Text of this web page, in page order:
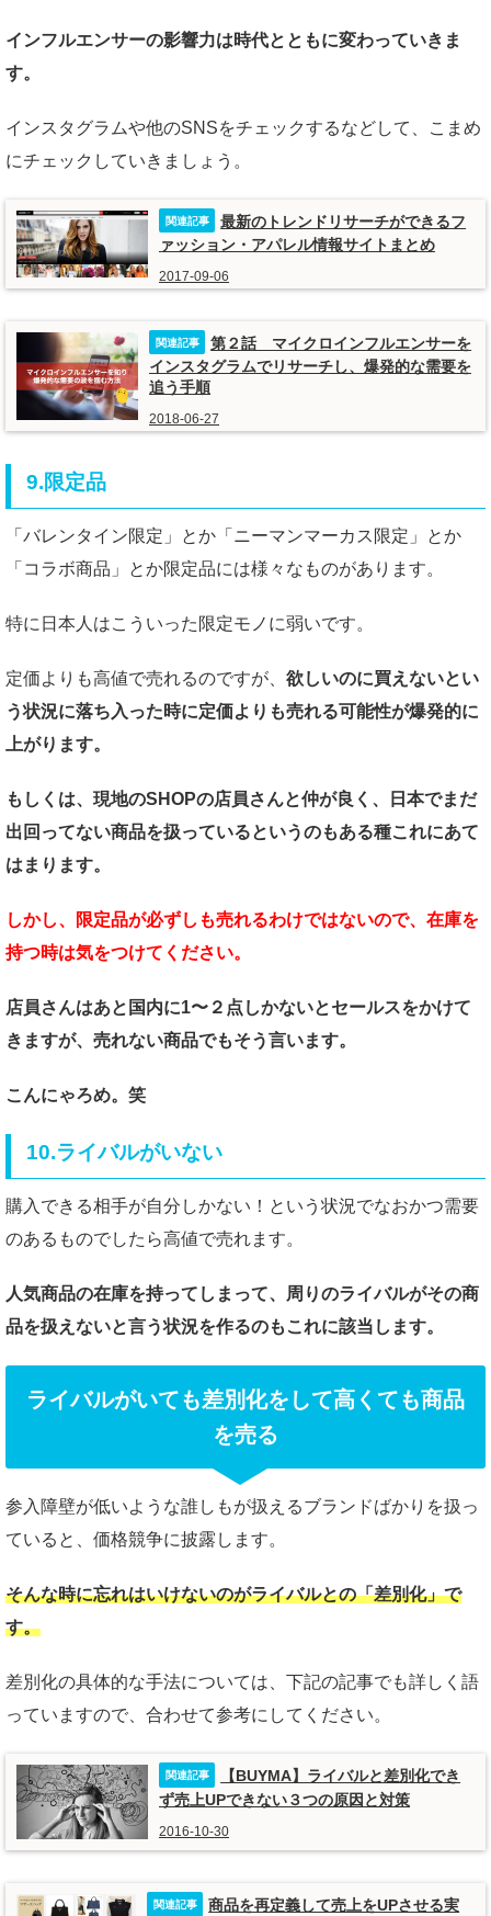
インフルエンサーの影響力は時代とともに変わっていきま
す。
インスタグラムや他のSNSをチェックするなどして、こまめ
にチェックしていきましょう。
最新のトレンドリサーチができるフ
ァッション・アパレル情報サイトまとめ
2017-09-06
第２話 マイクロインフルエンサーを
インスタグラムでリサーチし、爆発的な需要を
追う手順
2018-06-27
9.限定品
「バレンタイン限定」とか「ニーマンマーカス限定」とか
「コラボ商品」とか限定品には様々なものがあります。
特に日本人はこういった限定モノに弱いです。
定価よりも高値で売れるのですが、 欲しいのに買えないとい
う状況に落ち入った時に定価よりも売れる可能性が爆発的に
上がります。
もしくは、現地のSHOPの店員さんと仲が良く、日本でまだ
出回ってない商品を扱っているというのもある種これにあて
はまります。
しかし、限定品が必ずしも売れるわけではないので、在庫を
持つ時は気をつけてください。
店員さんはあと国内に1〜２点しかないとセールスをかけて
きますが、売れない商品でもそう言います。
こんにゃろめ。笑
10.ライバルがいない
購入できる相手が自分しかない！という状況でなおかつ需要
のあるものでしたら高値で売れます。
人気商品の在庫を持ってしまって、周りのライバルがその商
品を扱えないと言う状況を作るのもこれに該当します。
ライバルがいても差別化をして高くても商品
を売る
参入障壁が低いような誰しもが扱えるブランドばかりを扱っ
ていると、価格競争に披露します。
そんな時に忘れはいけないのがライバルとの「差別化」で
す。
差別化の具体的な手法については、下記の記事でも詳しく語
っていますので、合わせて参考にしてください。
【BUYMA】ライバルと差別化でき
ず売上UPできない３つの原因と対策
2016-10-30
商品を再定義して売上をUPさせる実